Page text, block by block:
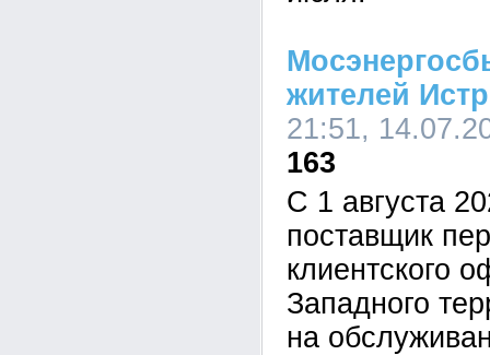
жителей
21:51,
163
С 1 августа
поставщик
клиентского
Западного
на